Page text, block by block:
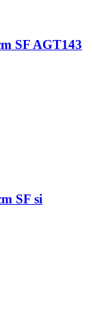
SF AGT143
SF si